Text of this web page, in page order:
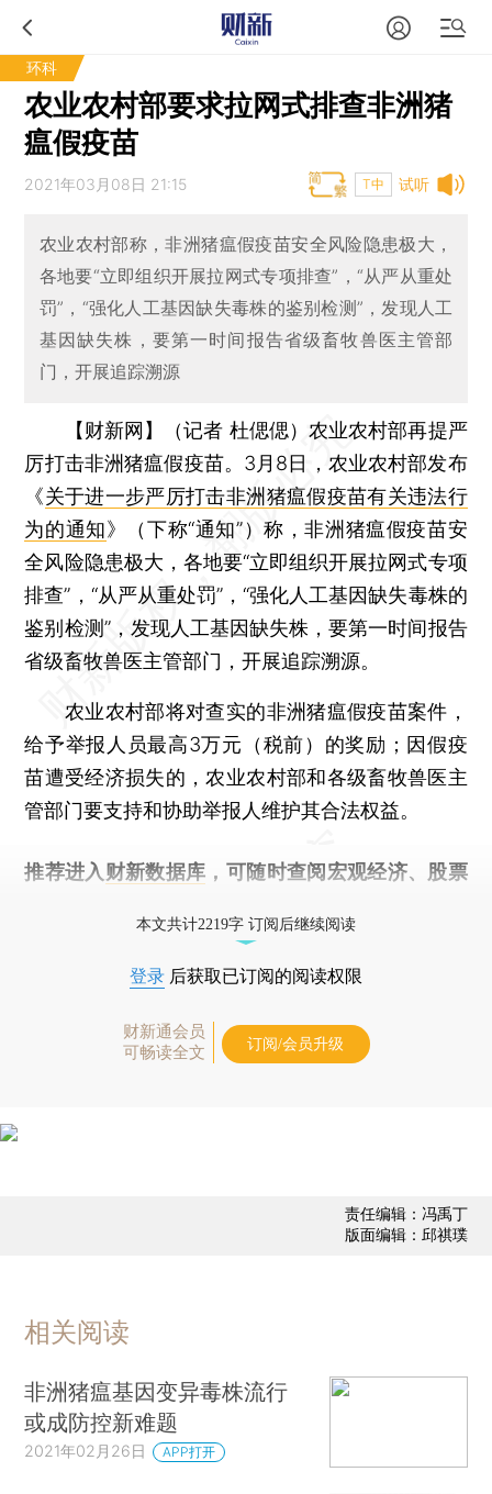
环科
农业农村部要求拉网式排查非洲猪
瘟假疫苗
试听
2021年03月08日 21:15 T中
农业农村部称，非洲猪瘟假疫苗安全风险隐患极大，
各地要“立即组织开展拉网式专项排查”，“从严从重处
罚”，“强化人工基因缺失毒株的鉴别检测”，发现人工
基因缺失株，要第一时间报告省级畜牧兽医主管部
门，开展追踪溯源
【财新网】（记者 杜偲偲） 农业农村部再提严
厉打击非洲猪瘟假疫苗。3月8日，农业农村部发布
《关于进一步严厉打击非洲猪瘟假疫苗有关违法行
为的通知》（下称“通知”）称，非洲猪瘟假疫苗安
全风险隐患极大，各地要“立即组织开展拉网式专项
排查”，“从严从重处罚”，“强化人工基因缺失毒株的
鉴别检测”，发现人工基因缺失株，要第一时间报告
省级畜牧兽医主管部门，开展追踪溯源。
农业农村部将对查实的非洲猪瘟假疫苗案件，
给予举报人员最高3万元（税前）的奖励；因假疫
苗遭受经济损失的，农业农村部和各级畜牧兽医主
管部门要支持和协助举报人维护其合法权益。
推荐进入 财新数据库 ，可随时查阅宏观经济、股票
本文共计2219字 订阅后继续阅读
登录 后获取已订阅的阅读权限
财新通会员
可畅读全文
订阅/会员升级
责任编辑：冯禹丁
版面编辑：邱祺璞
相关阅读
非洲猪瘟基因变异毒株流行
或成防控新难题
2021年02月26日 APP打开